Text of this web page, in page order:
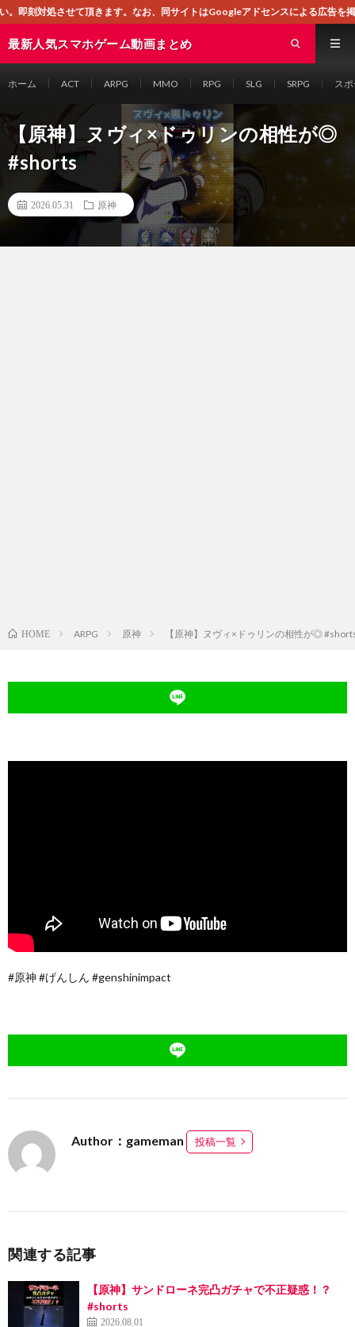
ます。なお、同サイトはGoogleアドセンスによる広告を掲載しております。
最新人気スマホゲーム動画まとめ
ホーム ACT ARPG MMO RPG SLG SRPG ス
【原神】ヌヴィ×ドゥリンの相性が◎
#shorts
2026.05.31 原神
HOME ARPG 原神 【原神】ヌヴィ×ドゥリンの相性が◎
#原神 #げんしん #genshinimpact
Author：gameman 投稿一覧
関連する記事
【原神】サンドローネ完凸ガチャで不正疑惑！？
#shorts
2026.08.01